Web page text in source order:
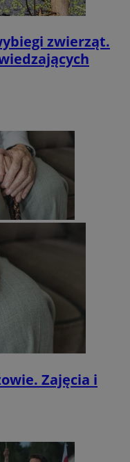
zwierząt.
Zajęcia i